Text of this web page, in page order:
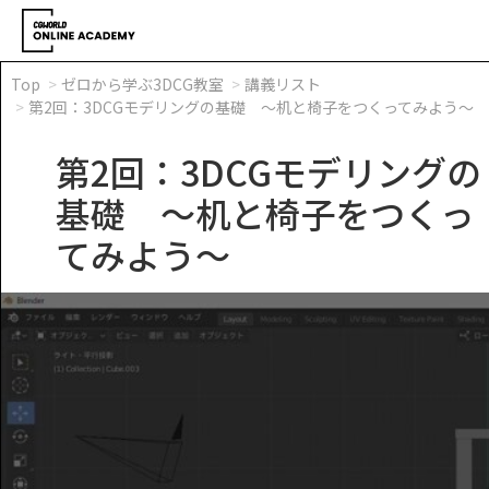
Top ゼロから学ぶ3DCG教室
講義リスト
第2回：3DCGモデリングの基礎 ～机と椅子をつくってみよう～
第2回：3DCGモデリングの
基礎 ～机と椅子をつくっ
てみよう～